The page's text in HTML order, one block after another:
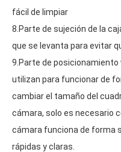
fácil de limpiar
8.Parte de sujeción de la
que se levanta para evitar
9.Parte de
utilizan para funcionar de
cambiar el tamaño del
cámara, solo es necesario
cámara funciona de forma
rápidas y claras.